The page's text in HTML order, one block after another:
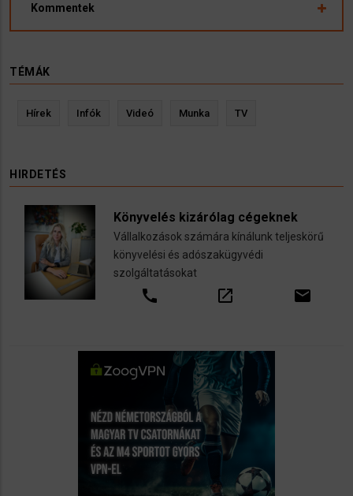
Kommentek
TÉMÁK
Hírek Infók Videó Munka TV
HIRDETÉS
Könyvelés kizárólag cégeknek
Vállalkozások számára kínálunk teljeskörű
könyvelési és adószakügyvédi
szolgáltatásokat
call open_in_new email